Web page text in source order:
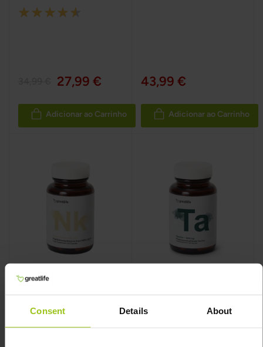
Consent Details About
Rating:
27,99 €
Adicionar ao Carrinho
43,99 €
Adicionar ao Carrinho
Nattokinase NSK-